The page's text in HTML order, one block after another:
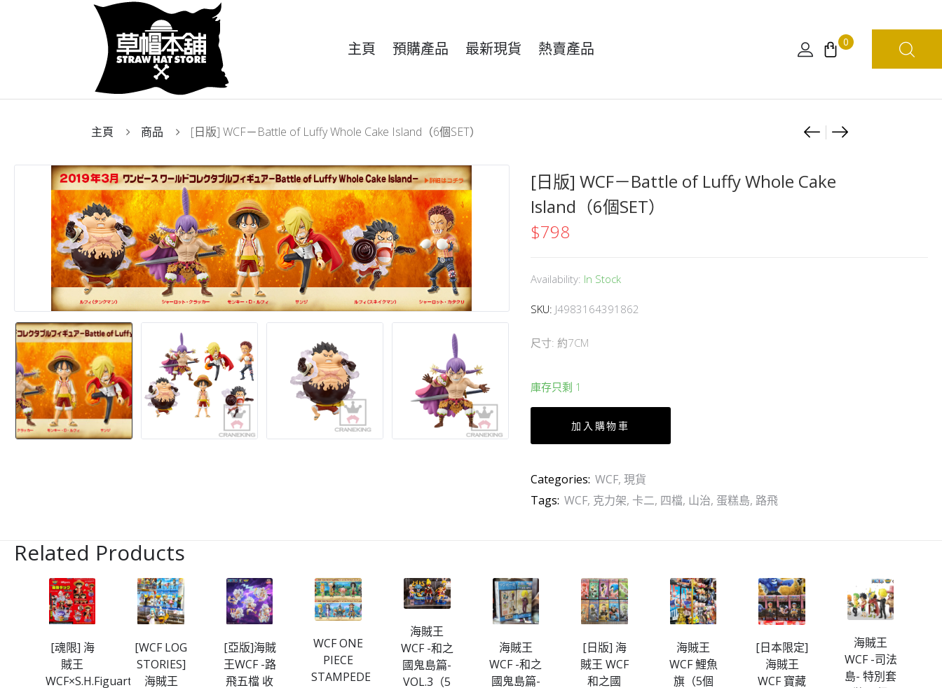
主頁 預購產品 最新現貨 熱賣產品 0
主頁 商品 [日版] WCF－Battle of Luffy Whole Cake Island（6個SET）
Product
[日
限
定]
[日
賊
[日版] WCF－Battle of Luffy Whole Cake
Island（6個SET）
$798
Availability: In Stock
SKU: J4983164391862
尺寸: 約7CM
庫存只剩 1
加入購物車
Categories: WCF, 現貨
Tags: WCF, 克力架, 卡二, 四檔, 山治, 蛋糕島, 路飛
Related Products
[魂限] 海
賊王
WCF×S.H.Figuarts
[WCF LOG
STORIES]
海賊王
[亞版]海賊
王WCF -路
飛五檔 收
WCF ONE
PIECE
STAMPEDE
海賊王
WCF -和之
國鬼島篇-
VOL.3（5
海賊王
WCF -和之
國鬼島篇-
[日版] 海
賊王 WCF
和之國
海賊王
WCF 鯉魚
旗（5個
[日本限定]
海賊王
WCF 寶藏
海賊王
WCF -司法
島- 特別套